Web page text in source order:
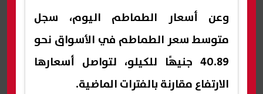
وعن أسعار الطماطم اليوم، سجل
متوسط سعر الطماطم في الأسواق نحو
40.89 جنيهًا للكيلو، لتواصل أسعارها
الارتفاع مقارنة بالفترات الماضية.